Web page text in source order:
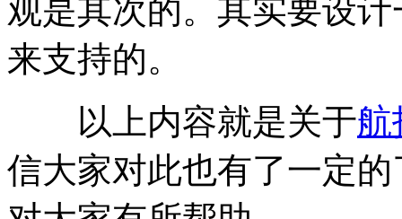
观是其次的。其实要设
来支持的。
以上内容就是关于航
信大家对此也有了一定